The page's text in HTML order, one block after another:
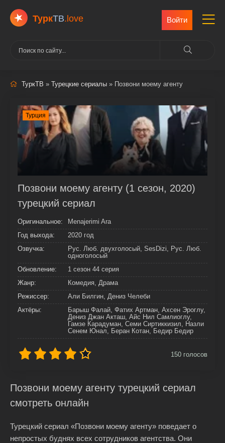
ТуркТВ.love Войти
ТуркТВ » Турецкие сериалы » Позвони моему агенту
Турция
Позвони моему агенту (1 сезон, 2020)
турецкий сериал
Оригинальное:
Menajerimi Ara
Год выхода:
2020 год
Озвучка:
Рус. Люб. двухголосый, SesDizi, Рус. Люб.
одноголосый
Обновление:
1 сезон 44 серия
Жанр:
Комедия, Драма
Режиссер:
Али Билгин, Дениз Челеби
Актёры:
Барыш Фалай, Фатих Артман, Ахсен Эроглу,
Дениз Джан Акташ, Айс Нил Самлиоглу,
Гамзе Карадуман, Семи Сиртиккизил, Назли
Сенем Юнал, Беран Котан, Бедир Бедир
150 голосов
Позвони моему агенту турецкий сериал
смотреть онлайн
Турецкий сериал «Позвони моему агенту» поведает о
непростых буднях всех сотрудников агентства. Они